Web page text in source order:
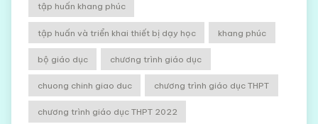
tập huấn khang phúc
tập huấn và triển khai thiết bị dạy học khang phúc
bộ giáo dục chương trình giáo dục
chuong chinh giao duc chương trình giáo dục THPT
chương trình giáo dục THPT 2022